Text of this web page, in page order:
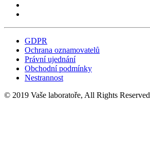
GDPR
Ochrana oznamovatelů
Právní ujednání
Obchodní podmínky
Nestrannost
© 2019 Vaše laboratoře, All Rights Reserved